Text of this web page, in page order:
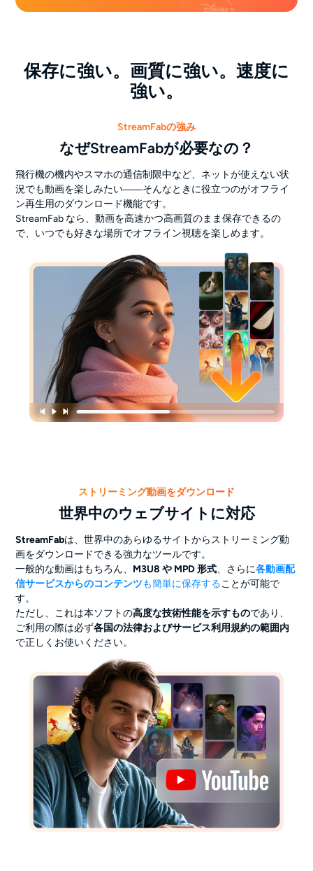
保存に強い。画質に強い。速度に
強い。
StreamFabの強み
なぜStreamFabが必要なの？
飛行機の機内やスマホの通信制限中など、ネットが使えない状
況でも動画を楽しみたい――そんなときに役立つのがオフライ
ン再生用のダウンロード機能です。
StreamFab なら、動画を高速かつ高画質のまま保存できるの
で、いつでも好きな場所でオフライン視聴を楽しめます。
ストリーミング動画をダウンロード
世界中のウェブサイトに対応
StreamFabは、世界中のあらゆるサイトからストリーミング動
画をダウンロードできる強力なツールです。
一般的な動画はもちろん、 M3U8 や MPD 形式、さらに各動画配
信サービスからのコンテンツも簡単に保存することが可能で
す。
ただし、これは本ソフトの高度な技術性能を示すものであり、
ご利用の際は必ず各国の法律およびサービス利用規約の範囲内
で正しくお使いください。